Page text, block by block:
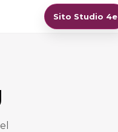
Sito Studio 4e